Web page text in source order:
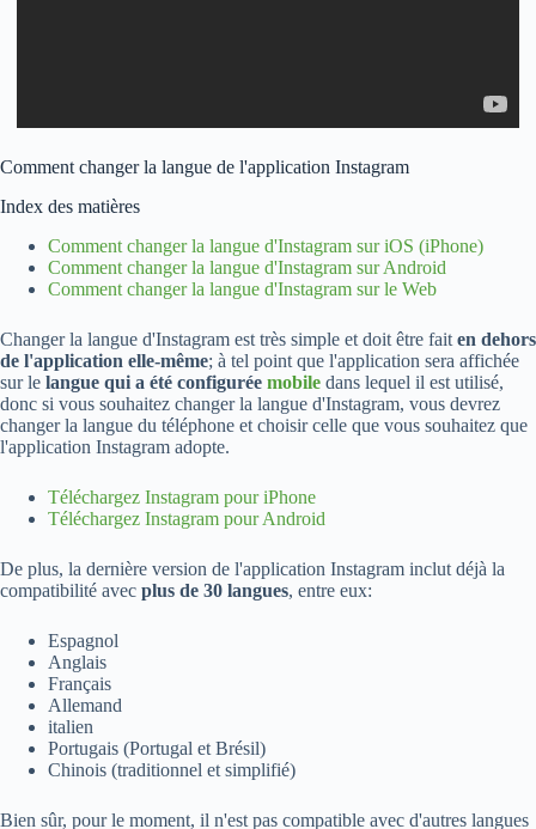
Comment changer la langue de l'application Instagram
Index des matières
Comment changer la langue d'Instagram sur iOS (iPhone)
Comment changer la langue d'Instagram sur Android
Comment changer la langue d'Instagram sur le Web
Changer la langue d'Instagram est très simple et doit être fait en dehors
de l'application elle-même; à tel point que l'application sera affichée
sur le langue qui a été configurée mobile dans lequel il est utilisé,
donc si vous souhaitez changer la langue d'Instagram, vous devrez
changer la langue du téléphone et choisir celle que vous souhaitez que
l'application Instagram adopte.
Téléchargez Instagram pour iPhone
Téléchargez Instagram pour Android
De plus, la dernière version de l'application Instagram inclut déjà la
compatibilité avec plus de 30 langues, entre eux:
Espagnol
Anglais
Français
Allemand
italien
Portugais (Portugal et Brésil)
Chinois (traditionnel et simplifié)
Bien sûr, pour le moment, il n'est pas compatible avec d'autres langues